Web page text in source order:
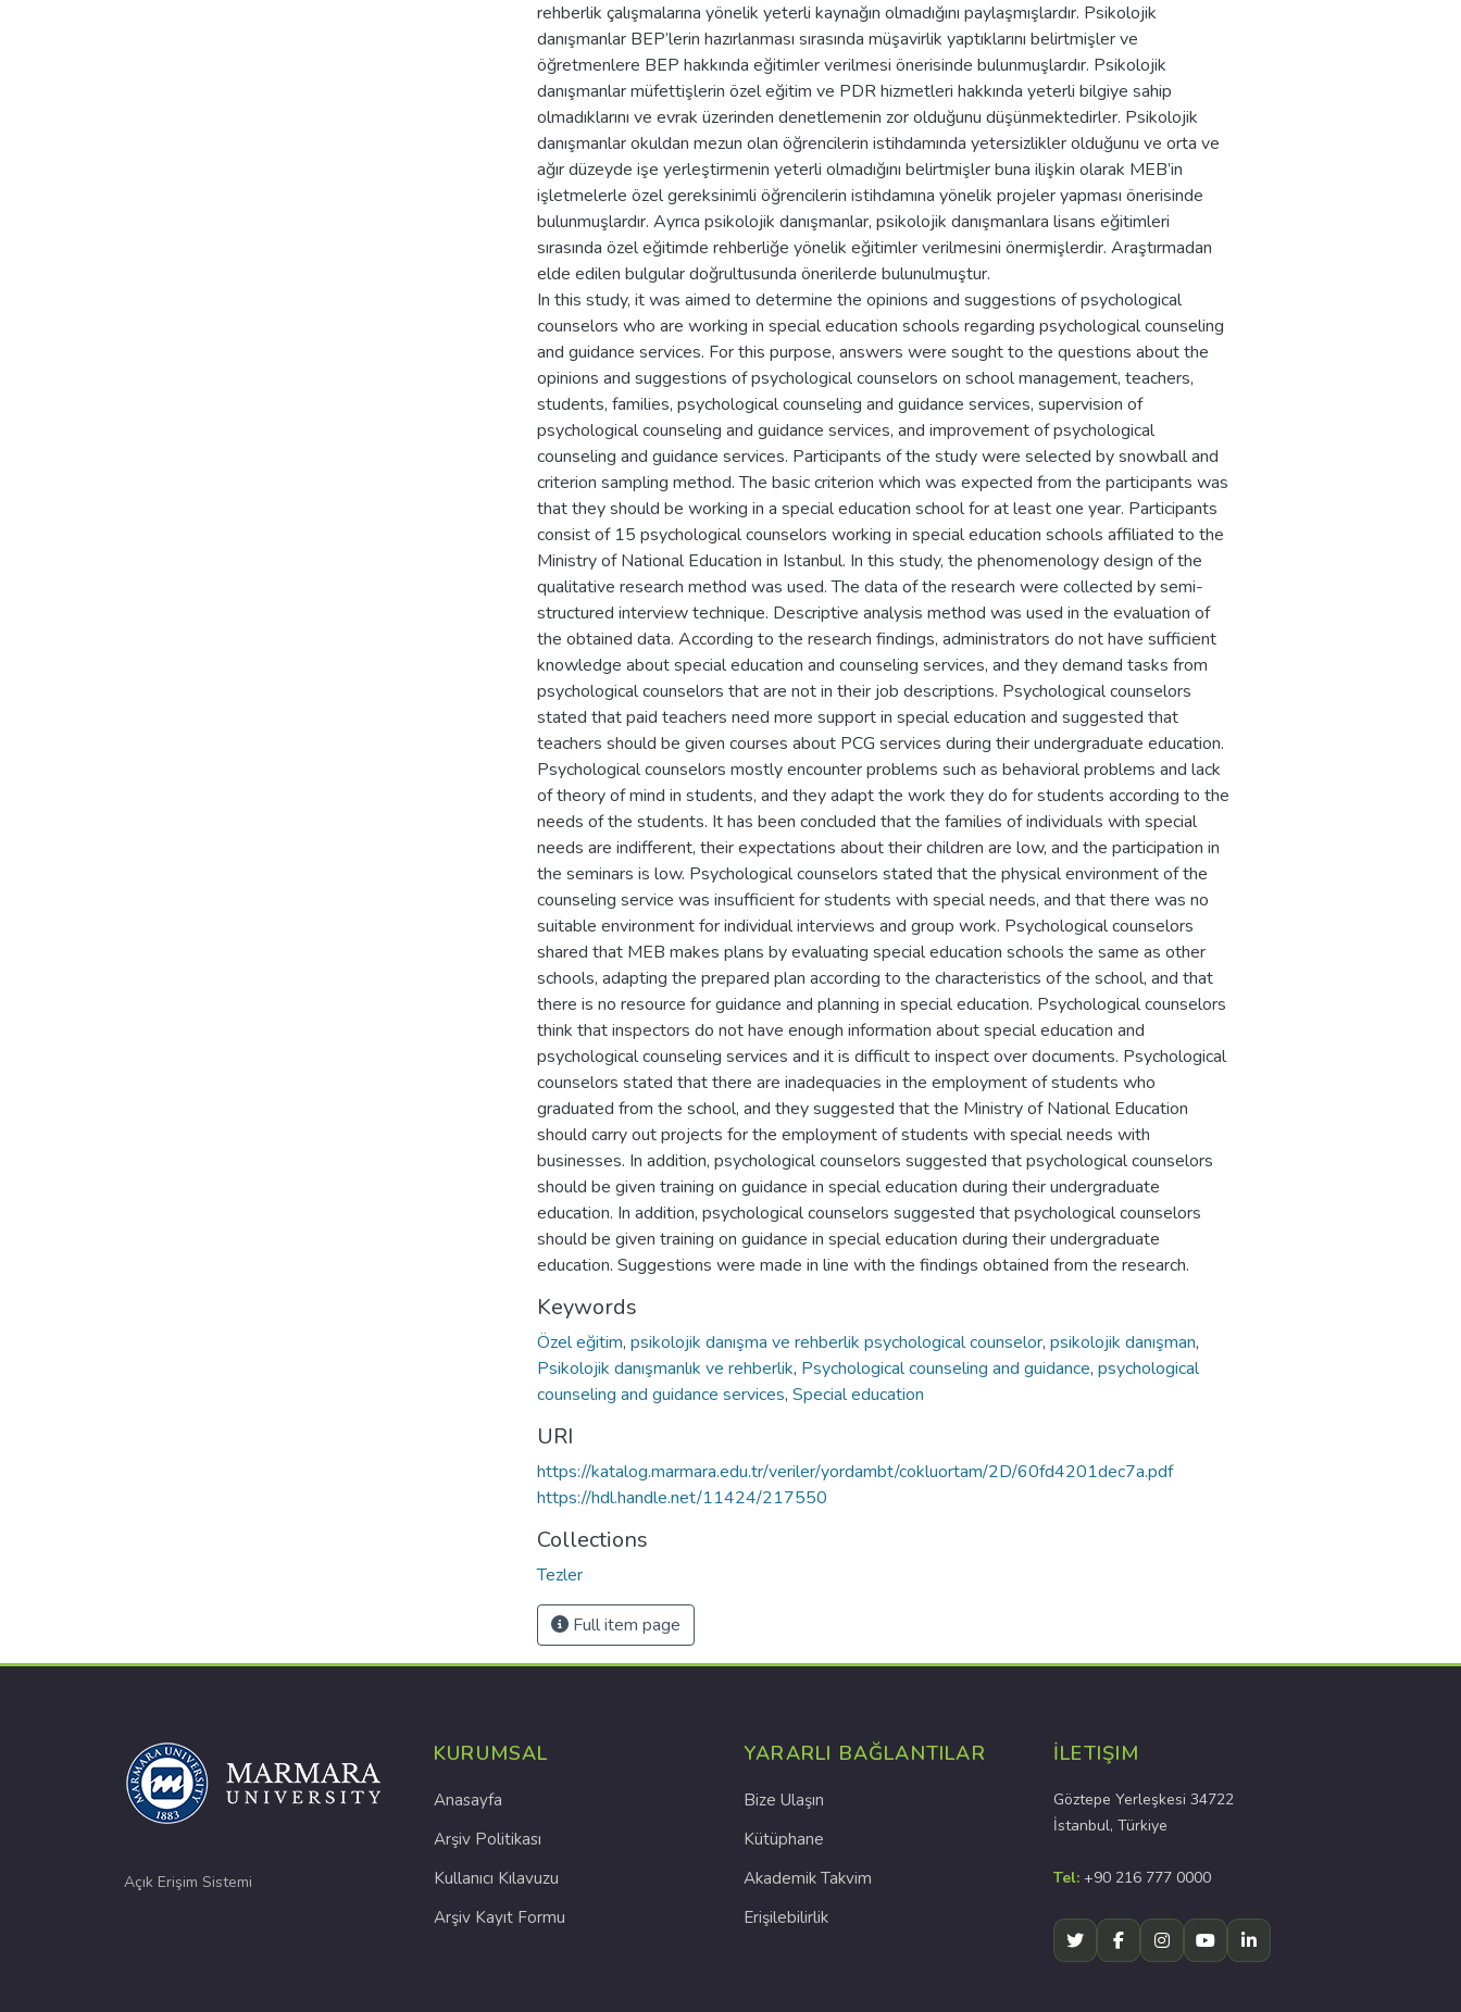
rehberlik çalışmalarına yönelik yeterli kaynağın olmadığını paylaşmışlardır. Psikolojik
danışmanlar BEP’lerin hazırlanması sırasında müşavirlik yaptıklarını belirtmişler ve
öğretmenlere BEP hakkında eğitimler verilmesi önerisinde bulunmuşlardır. Psikolojik
danışmanlar müfettişlerin özel eğitim ve PDR hizmetleri hakkında yeterli bilgiye sahip
olmadıklarını ve evrak üzerinden denetlemenin zor olduğunu düşünmektedirler. Psikolojik
danışmanlar okuldan mezun olan öğrencilerin istihdamında yetersizlikler olduğunu ve orta ve
ağır düzeyde işe yerleştirmenin yeterli olmadığını belirtmişler buna ilişkin olarak MEB’in
işletmelerle özel gereksinimli öğrencilerin istihdamına yönelik projeler yapması önerisinde
bulunmuşlardır. Ayrıca psikolojik danışmanlar, psikolojik danışmanlara lisans eğitimleri
sırasında özel eğitimde rehberliğe yönelik eğitimler verilmesini önermişlerdir. Araştırmadan
elde edilen bulgular doğrultusunda önerilerde bulunulmuştur.
In this study, it was aimed to determine the opinions and suggestions of psychological
counselors who are working in special education schools regarding psychological counseling
and guidance services. For this purpose, answers were sought to the questions about the
opinions and suggestions of psychological counselors on school management, teachers,
students, families, psychological counseling and guidance services, supervision of
psychological counseling and guidance services, and improvement of psychological
counseling and guidance services. Participants of the study were selected by snowball and
criterion sampling method. The basic criterion which was expected from the participants was
that they should be working in a special education school for at least one year. Participants
consist of 15 psychological counselors working in special education schools affiliated to the
Ministry of National Education in Istanbul. In this study, the phenomenology design of the
qualitative research method was used. The data of the research were collected by semi-
structured interview technique. Descriptive analysis method was used in the evaluation of
the obtained data. According to the research findings, administrators do not have sufficient
knowledge about special education and counseling services, and they demand tasks from
psychological counselors that are not in their job descriptions. Psychological counselors
stated that paid teachers need more support in special education and suggested that
teachers should be given courses about PCG services during their undergraduate education.
Psychological counselors mostly encounter problems such as behavioral problems and lack
of theory of mind in students, and they adapt the work they do for students according to the
needs of the students. It has been concluded that the families of individuals with special
needs are indifferent, their expectations about their children are low, and the participation in
the seminars is low. Psychological counselors stated that the physical environment of the
counseling service was insufficient for students with special needs, and that there was no
suitable environment for individual interviews and group work. Psychological counselors
shared that MEB makes plans by evaluating special education schools the same as other
schools, adapting the prepared plan according to the characteristics of the school, and that
there is no resource for guidance and planning in special education. Psychological counselors
think that inspectors do not have enough information about special education and
psychological counseling services and it is difficult to inspect over documents. Psychological
counselors stated that there are inadequacies in the employment of students who
graduated from the school, and they suggested that the Ministry of National Education
should carry out projects for the employment of students with special needs with
businesses. In addition, psychological counselors suggested that psychological counselors
should be given training on guidance in special education during their undergraduate
education. In addition, psychological counselors suggested that psychological counselors
should be given training on guidance in special education during their undergraduate
education. Suggestions were made in line with the findings obtained from the research.
Keywords
Özel eğitim, psikolojik danışma ve rehberlik psychological counselor, psikolojik danışman,
Psikolojik danışmanlık ve rehberlik, Psychological counseling and guidance, psychological
counseling and guidance services, Special education
URI
https://katalog.marmara.edu.tr/veriler/yordambt/cokluortam/2D/60fd4201dec7a.pdf
https://hdl.handle.net/11424/217550
Collections
Tezler
Full item page
Açık Erişim Sistemi
KURUMSAL
Anasayfa
Arşiv Politikası
Kullanıcı Kılavuzu
Arşiv Kayıt Formu
YARARLI BAĞLANTILAR
Bize Ulaşın
Kütüphane
Akademik Takvim
Erişilebilirlik
İLETIŞIM
Göztepe Yerleşkesi 34722
İstanbul, Türkiye
Tel: +90 216 777 0000